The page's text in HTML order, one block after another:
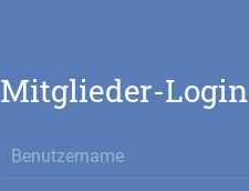
Mitglieder-Login